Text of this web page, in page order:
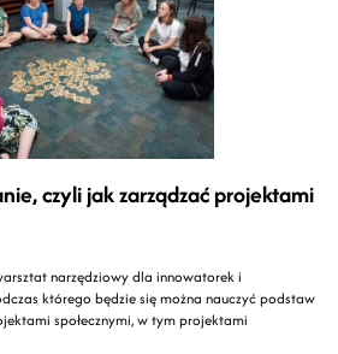
czyli jak zarządzać projektami
narzędziowy dla innowatorek i
którego będzie się można nauczyć podstaw
społecznymi, w tym projektami